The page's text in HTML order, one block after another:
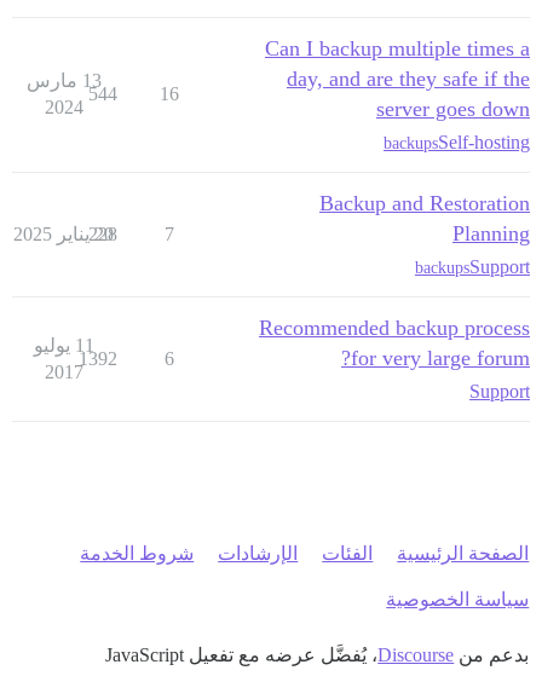
Can I backup multiple times a
day, and are they safe if the
server goes down
Self-hosting
backups
16
544
13 مارس
2024
Backup and Restoration
Planning
Support
backups
7
228
20 يناير 2025
Recommended backup process
for very large forum?
Support
6
1392
11 يوليو
2017
الصفحة الرئيسية الفئات الإرشادات شروط الخدمة
سياسة الخصوصية
بدعم من Discourse، يُفضَّل عرضه مع تفعيل JavaScript